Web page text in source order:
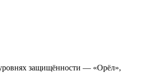
защищённости — «Орёл»,